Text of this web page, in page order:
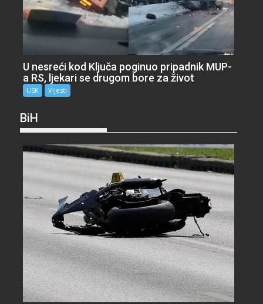
U nesreći kod Ključa poginuo pripadnik MUP-
a RS, ljekari se drugom bore za život
USK Vijesti
BiH